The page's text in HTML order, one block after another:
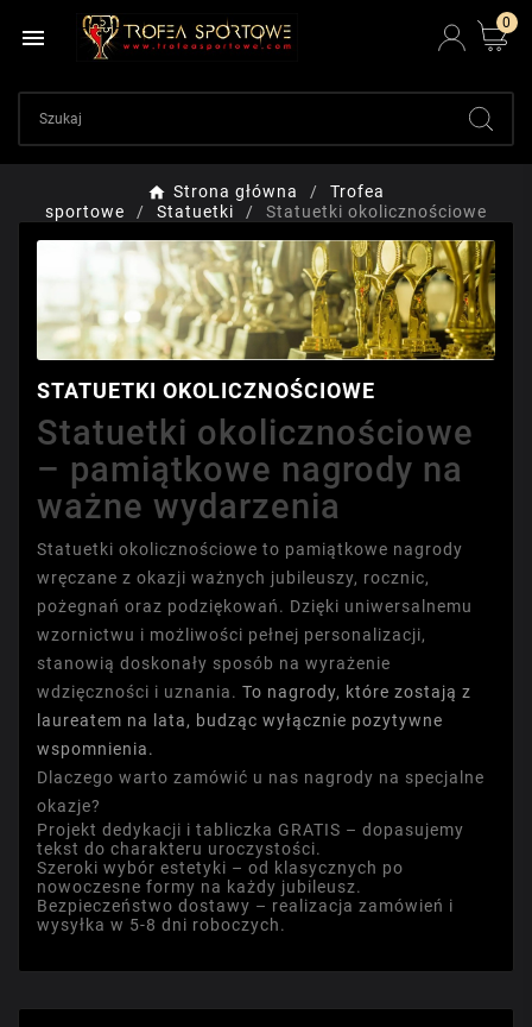

0
Strona główna
Trofea
sportowe
Statuetki Statuetki okolicznościowe
STATUETKI OKOLICZNOŚCIOWE
Statuetki okolicznościowe
– pamiątkowe nagrody na
ważne wydarzenia
Statuetki okolicznościowe to pamiątkowe nagrody
wręczane z okazji ważnych jubileuszy, rocznic,
pożegnań oraz podziękowań. Dzięki uniwersalnemu
wzornictwu i możliwości pełnej personalizacji,
stanowią doskonały sposób na wyrażenie
wdzięczności i uznania. To nagrody, które zostają z
laureatem na lata, budząc wyłącznie pozytywne
wspomnienia.
Dlaczego warto zamówić u nas nagrody na specjalne
okazje?
Projekt dedykacji i tabliczka GRATIS – dopasujemy
tekst do charakteru uroczystości.
Szeroki wybór estetyki – od klasycznych po
nowoczesne formy na każdy jubileusz.
Bezpieczeństwo dostawy – realizacja zamówień i
wysyłka w 5-8 dni roboczych.